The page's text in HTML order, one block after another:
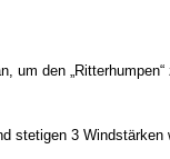
um den
stetigen 3 Windstärken